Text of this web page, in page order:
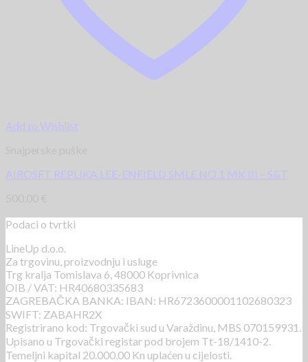
Add to Wishlist
AIROSFT REPLIKA LEE-ENFIELD SMLE NO.1 MK III – S&T
Podaci o tvrtki
LineUp d.o.o.
Za trgovinu, proizvodnju i usluge
Trg kralja Tomislava 6, 48000 Koprivnica
OIB / VAT: HR40680335683
ZAGREBAČKA BANKA: IBAN: HR6723600001102680323
SWIFT: ZABAHR2X
Registrirano kod: Trgovački sud u Varaždinu, MBS 070159931.
Upisano u Trgovački registar pod brojem Tt-18/1410-2.
Temeljni kapital 20.000,00 Kn uplaćen u cijelosti.